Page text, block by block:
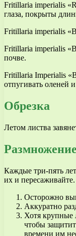
Fritillaria imperialis
глаза, покрыты
Fritillaria imperialis
Fritillaria imperialis
почве.
Fritillaria Imperialis
отпугивать оленей
Обрезка
Летом листва
Каждые три-пять
их и
Осторожно
Аккуратно
Хотя крупные
чтобы
времени им